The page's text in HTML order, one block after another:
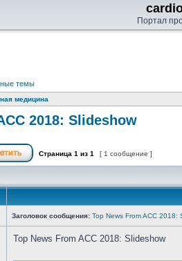
Портал
темы
медицина
2018: Slideshow
Страница 1 из 1 [ 1 сообщение ]
Заголовок сообщения: Top News From ACC 2018:
Top News From ACC 2018: Slideshow